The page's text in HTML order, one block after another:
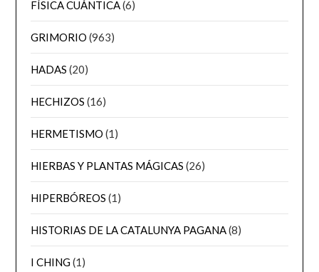
FÍSICA CUÁNTICA(6)
GRIMORIO (963)
HADAS (20)
HECHIZOS (16)
HERMETISMO (1)
HIERBAS Y PLANTAS MÁGICAS (26)
HIPERBÓREOS (1)
HISTORIAS DE LA CATALUNYA PAGANA(8)
I CHING(1)